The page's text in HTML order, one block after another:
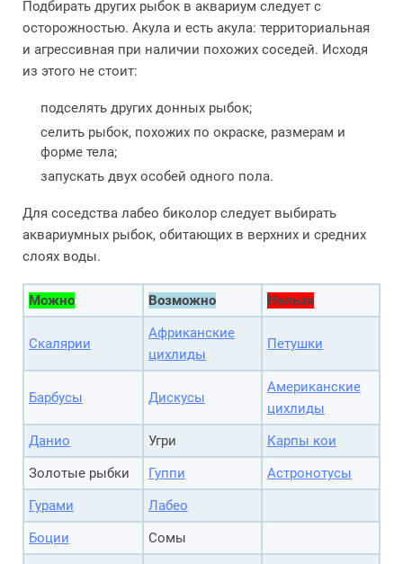
Подбирать других рыбок в аквариум следует с
осторожностью. Акула и есть акула: территориальная
и агрессивная при наличии похожих соседей. Исходя
из этого не стоит:
подселять других донных рыбок;
селить рыбок, похожих по окраске, размерам и
форме тела;
запускать двух особей одного пола.
Для соседства лабео биколор следует выбирать
аквариумных рыбок, обитающих в верхних и средних
слоях воды.
Можно Возможно Нельзя
Скалярии
Африканские
цихлиды
Петушки
Барбусы Дискусы
Американские
цихлиды
Данио
Угри
Карпы кои
Золотые рыбки
Гуппи
Астронотусы
Гурами
Лабео
Боции
Сомы